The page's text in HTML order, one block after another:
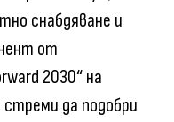
снабдяване и
от
2030“ на
да подобри